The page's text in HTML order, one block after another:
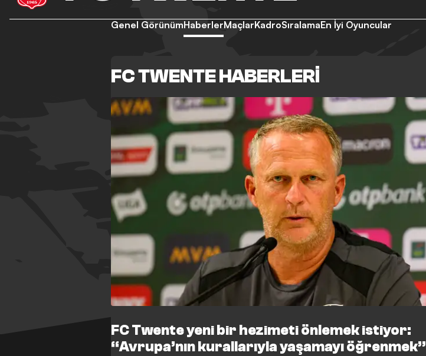
Genel GörünümHaberlerMaçlarKadroSıralamaEn İyi Oyuncular
FC TWENTE HABERLERI
FC Twente yeni bir hezimeti önlemek istiyor:
“Avrupa’nın kurallarıyla yaşamayı öğrenmek”